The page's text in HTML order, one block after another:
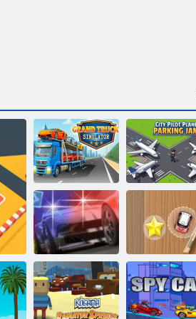
Lielais kravas
automašīnu
simulators
City Pilot Plane
Parking Jam
Vajāšana uz ielas
Mini sacīkšu
skriešanās